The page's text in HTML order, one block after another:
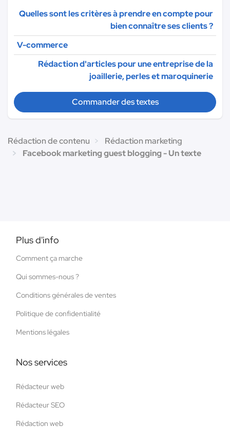
Quelles sont les critères à prendre en compte pour
bien connaître ses clients ?
V-commerce
Rédaction d'articles pour une entreprise de la
joaillerie, perles et maroquinerie
Commander des textes
Rédaction de contenu
Rédaction marketing
Facebook marketing guest blogging - Un texte
Plus d'info
Comment ça marche
Qui sommes-nous ?
Conditions générales de ventes
Politique de confidentialité
Mentions légales
Nos services
Rédacteur web
Rédacteur SEO
Rédaction web